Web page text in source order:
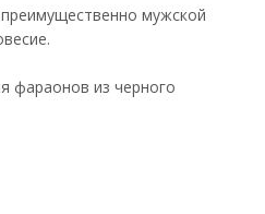
мужской
фараонов из черного